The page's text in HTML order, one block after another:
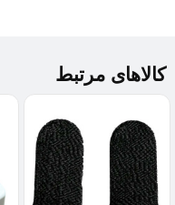
کالاهای مرتبط